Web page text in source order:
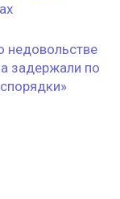
недовольстве
задержали по